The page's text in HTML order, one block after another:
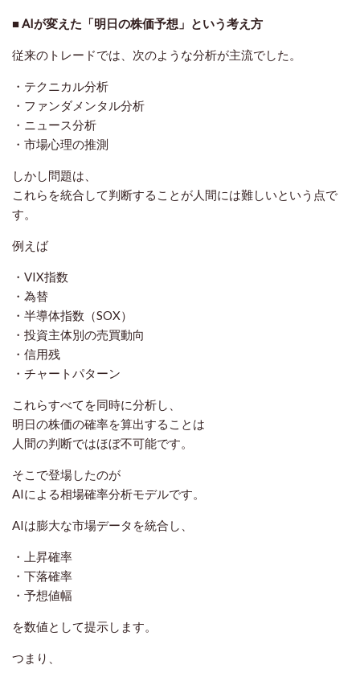
■ AIが変えた「明日の株価予想」という考え方
従来のトレードでは、次のような分析が主流でした。
・テクニカル分析
・ファンダメンタル分析
・ニュース分析
・市場心理の推測
しかし問題は、
これらを統合して判断することが人間には難しいという点で
す。
例えば
・VIX指数
・為替
・半導体指数（SOX）
・投資主体別の売買動向
・信用残
・チャートパターン
これらすべてを同時に分析し、
明日の株価の確率を算出することは
人間の判断ではほぼ不可能です。
そこで登場したのが
AIによる相場確率分析モデルです。
AIは膨大な市場データを統合し、
・上昇確率
・下落確率
・予想値幅
を数値として提示します。
つまり、